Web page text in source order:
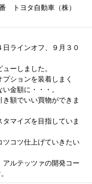
トヨタ自動車（株）
ラインオフ、９月３０
ーしました。
ションを装着しまく
金額に・・・。
額でいい買物ができま
マイズを目指していま
コツ仕上げていきたい
ルテッツァの開発コー